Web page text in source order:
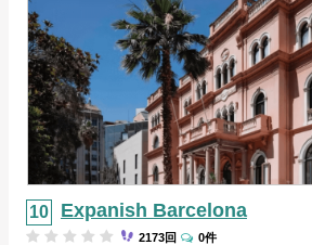
Expanish Barcelona
2173回 0件